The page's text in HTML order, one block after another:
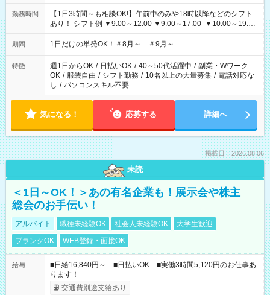
勤務時間
【1日3時間～も相談OK!】午前中のみや18時以降などのシフト
あり！ シフト例 ▼9:00～12:00 ▼9:00～17:00 ▼10:00～19:00
▼18:00～21:00
期間 1日だけの単発OK！＃8月～ ＃9月～
特徴 週1日からOK / 日払いOK / 40～50代活躍中 / 副業・Wワーク
OK / 服装自由 / シフト勤務 / 10名以上の大量募集 / 電話対応な
し / パソコンスキル不要
気になる！ 応募する 詳細へ
掲載日：2026.08.06
未読
＜1日～OK！＞あの有名企業も！展示会や株主
総会のお手伝い！
アルバイト 職種未経験OK 社会人未経験OK
大学生歓迎
ブランクOK
WEB登録・面接OK
給与
■日給16,840円～ ■日払いOK ■実働3時間5,120円のお仕事あ
ります！
交通費別途支給あり